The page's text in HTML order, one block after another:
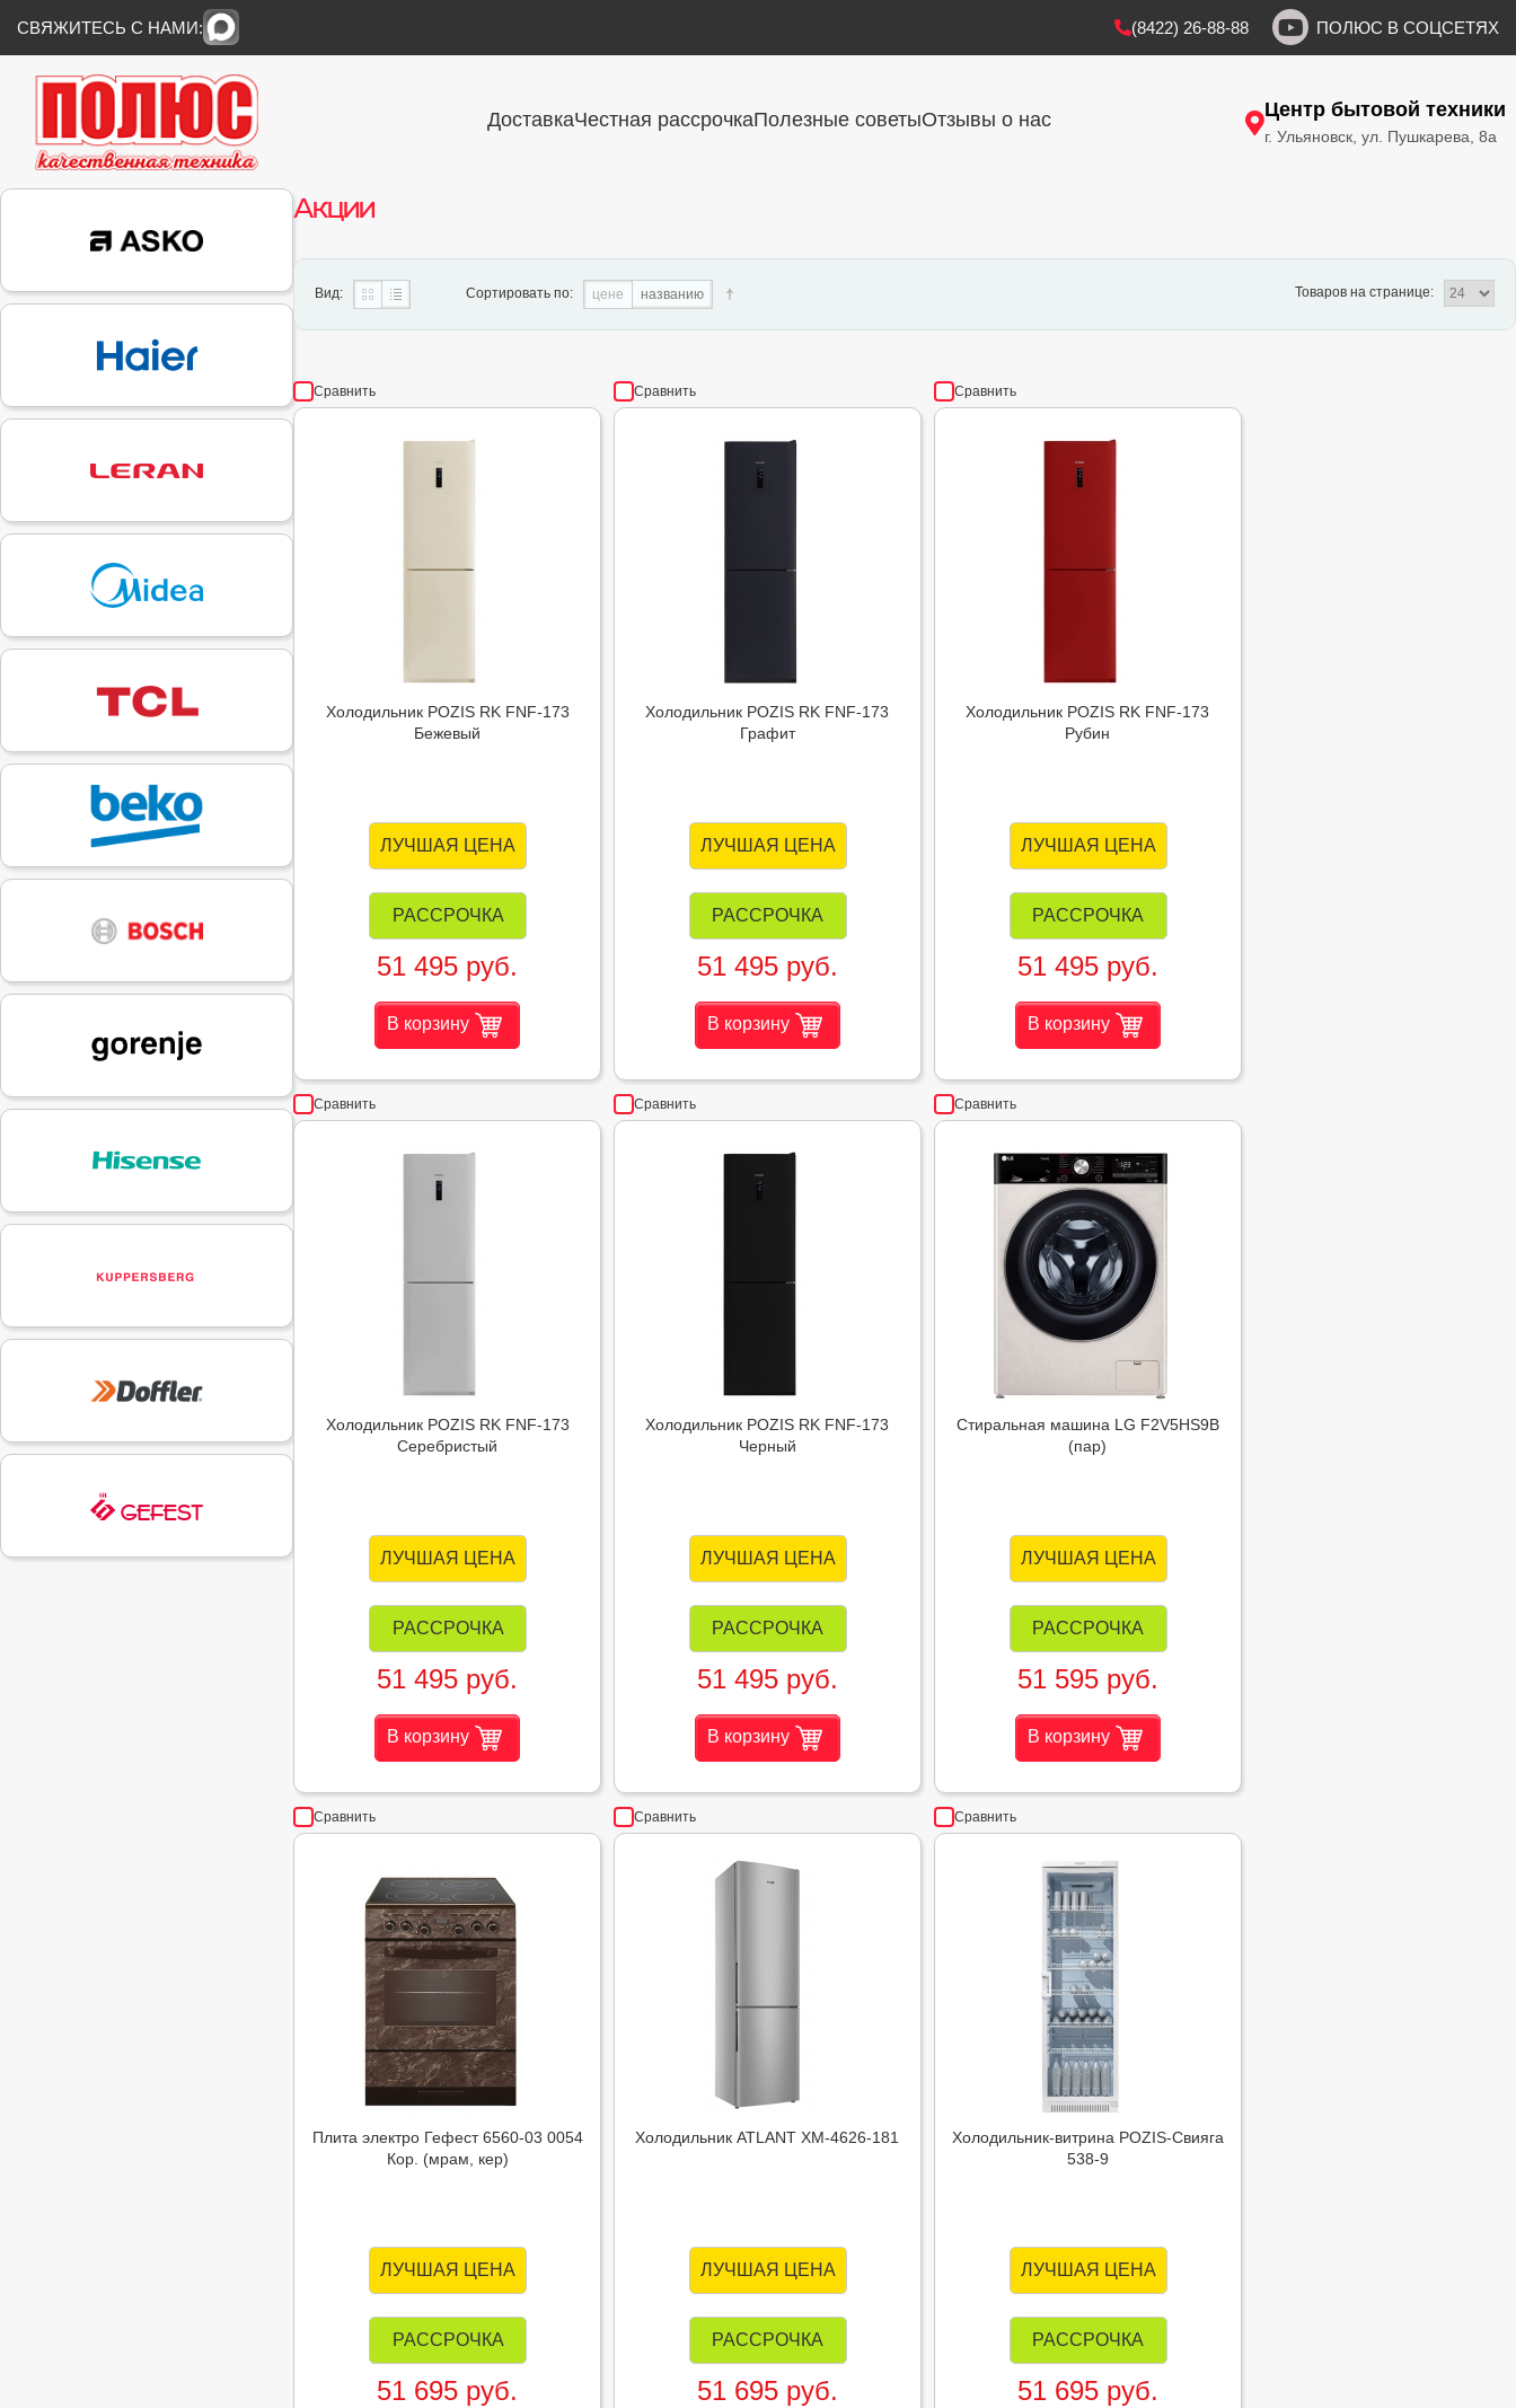
СВЯЖИТЕСЬ С НАМИ: (8422) 26-88-88 ПОЛЮС В СОЦСЕТЯХ
ДоставкаЧестная рассрочкаПолезные советыОтзывы о нас Центр бытовой техники
г. Ульяновск, ул. Пушкарева, 8а
Акции
Вид: Сортировать по: цене названию Товаров на странице:
Сравнить
Холодильник POZIS RK FNF-173
Бежевый
ЛУЧШАЯ ЦЕНА
РАССРОЧКА
51 495 руб.
В корзину
Сравнить
Холодильник POZIS RK FNF-173
Графит
ЛУЧШАЯ ЦЕНА
РАССРОЧКА
51 495 руб.
В корзину
Сравнить
Холодильник POZIS RK FNF-173
Рубин
ЛУЧШАЯ ЦЕНА
РАССРОЧКА
51 495 руб.
В корзину
Сравнить
Холодильник POZIS RK FNF-173
Серебристый
ЛУЧШАЯ ЦЕНА
РАССРОЧКА
51 495 руб.
В корзину
Сравнить
Холодильник POZIS RK FNF-173
Черный
ЛУЧШАЯ ЦЕНА
РАССРОЧКА
51 495 руб.
В корзину
Сравнить
Стиральная машина LG F2V5HS9B
(пар)
ЛУЧШАЯ ЦЕНА
РАССРОЧКА
51 595 руб.
В корзину
Сравнить
Плита электро Гефест 6560-03 0054
Кор. (мрам, кер)
ЛУЧШАЯ ЦЕНА
РАССРОЧКА
51 695 руб.
Сравнить
Холодильник ATLANT ХМ-4626-181
ЛУЧШАЯ ЦЕНА
РАССРОЧКА
51 695 руб.
Сравнить
Холодильник-витрина POZIS-Свияга
538-9
ЛУЧШАЯ ЦЕНА
РАССРОЧКА
51 695 руб.